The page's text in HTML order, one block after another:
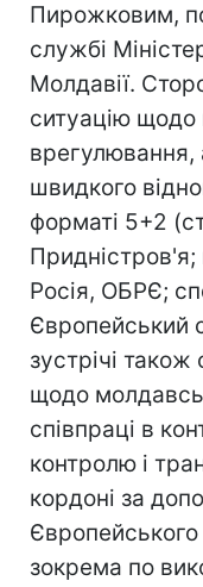
Пирожковим,
службі
Молдавії.
ситуацію щодо
врегулювання,
швидкого
форматі 5+2
Росія, ОБРЄ;
Європейський
зустрічі
щодо
співпраці в
контролю і
кордоні за
зокрема по